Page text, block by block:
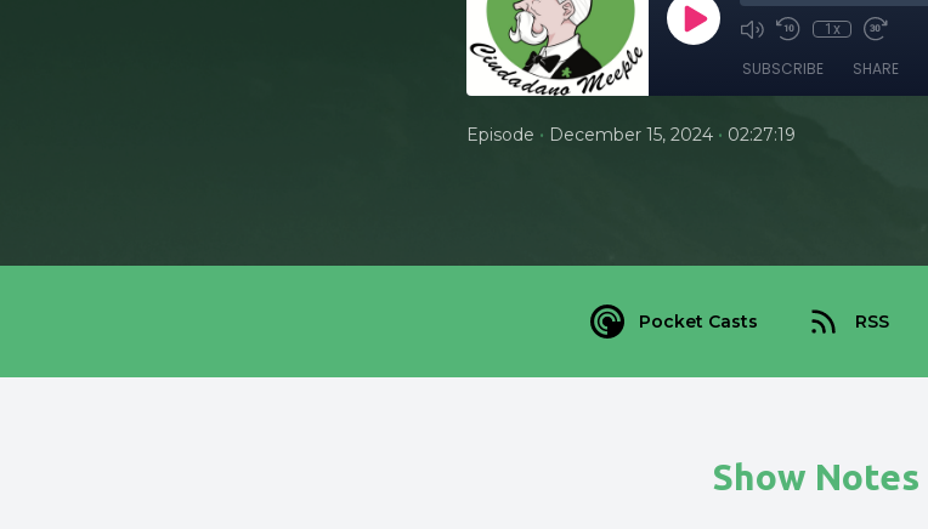
1x
SUBSCRIBE SHARE
Episode • December 15, 2024 • 02:27:19
Pocket Casts RSS
Show Notes